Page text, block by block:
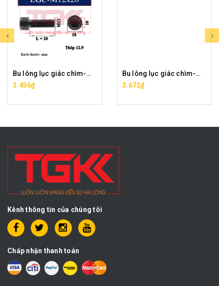
Bu lông lục giác chìm-M12x20
3.456₫
Bu lông lục giác chìm-M12x25
3.672₫
Kênh thông tin của chúng tôi
Chấp nhận thanh toán